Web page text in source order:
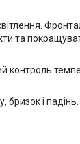
та
контроль
і